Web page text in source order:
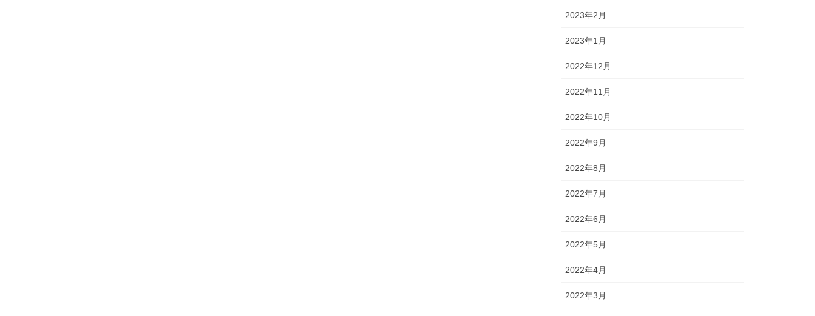
2023年2月
2023年1月
2022年12月
2022年11月
2022年10月
2022年9月
2022年8月
2022年7月
2022年6月
2022年5月
2022年4月
2022年3月